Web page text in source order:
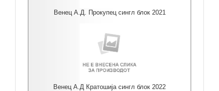
Венец А.Д. Прокупец сингл блок 2021
Венец А.Д Кратошија сингл блок 2022